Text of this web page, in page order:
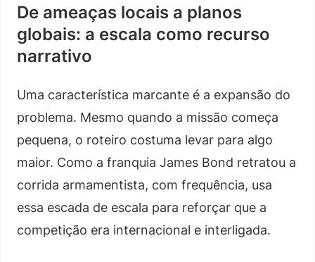
De ameaças locais a planos
globais: a escala como recurso
narrativo
Uma característica marcante é a expansão do
problema. Mesmo quando a missão começa
pequena, o roteiro costuma levar para algo
maior. Como a franquia James Bond retratou a
corrida armamentista, com frequência, usa
essa escada de escala para reforçar que a
competição era internacional e interligada.